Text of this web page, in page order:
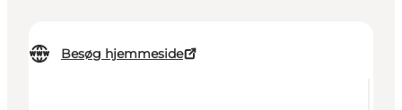
Besøg hjemmeside